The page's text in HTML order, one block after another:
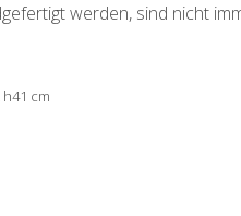
werden, sind nicht
cm